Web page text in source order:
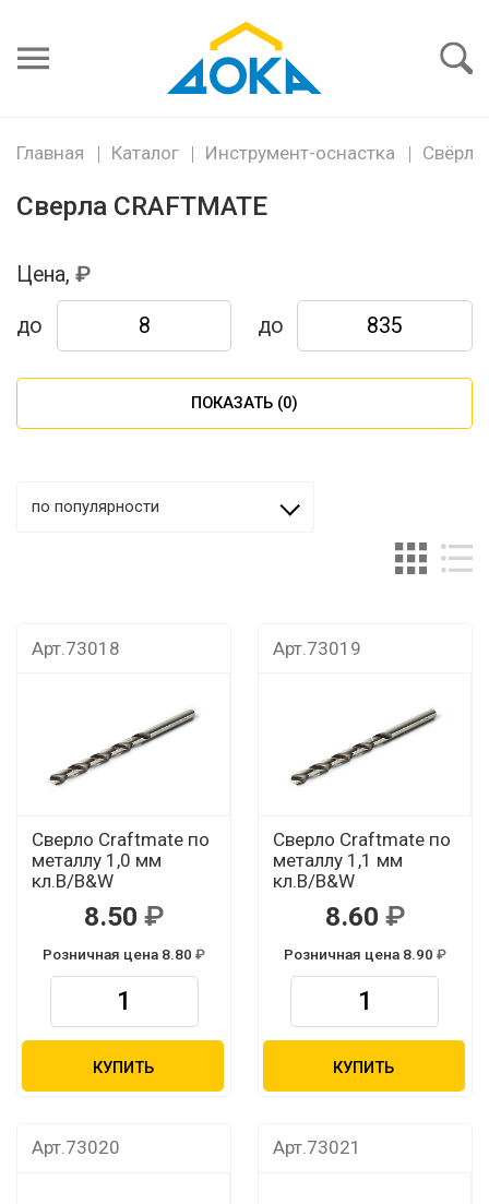
пароль
Главная Каталог Инструмент-оснастка
Сверла CRAFTMATE
Цена,
до до
ПОКАЗАТЬ (0)
по популярности
Арт.73018
Сверло Craftmate по
металлу 1,0 мм
кл.В/B&W
8.50
Розничная цена 8.80
КУПИТЬ
Арт.73019
Сверло Craftmate по
металлу 1,1 мм
кл.В/B&W
8.60
Розничная цена 8.90
КУПИТЬ
Арт.73020 Арт.73021